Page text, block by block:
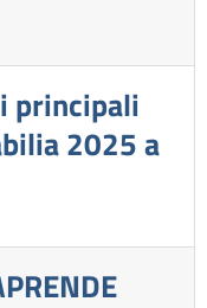
principali
2025 a